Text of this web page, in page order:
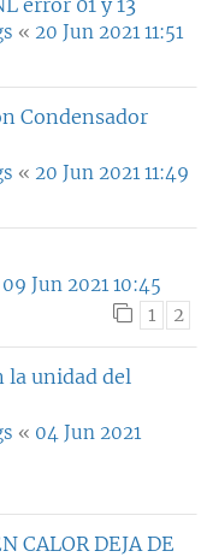
error 01 y 13
« 20 Jun 2021 11:51
Condensador
« 20 Jun 2021 11:49
09 Jun 2021 10:45
1 2
la unidad del
« 04 Jun 2021
CALOR DEJA DE